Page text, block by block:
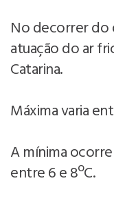
No decorrer do
atuação do ar
Catarina.
Máxima varia
A mínima
entre 6 e 8ºC.